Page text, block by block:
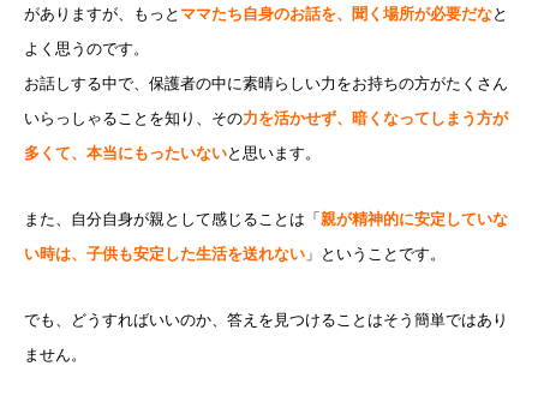
がありますが、もっと ママたち自身のお話を、聞く場所が必要だなと
よく思うのです。
お話しする中で、保護者の中に素晴らしい力をお持ちの方がたくさん
いらっしゃることを知り、その力を活かせず、暗くなってしまう方が
多くて、本当にもったいないと思います。
また、自分自身が親として感じることは「 親が精神的に安定していな
い時は、子供も安定した生活を送れない 」ということです。
でも、どうすればいいのか、答えを見つけることはそう簡単ではあり
ません。